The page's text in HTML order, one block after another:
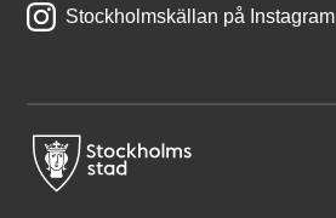
Stockholmskällan på Instagram